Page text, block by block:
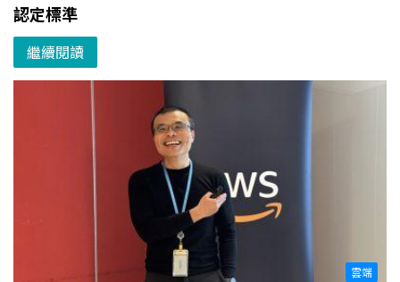
認定標準
繼續閱讀
雲端